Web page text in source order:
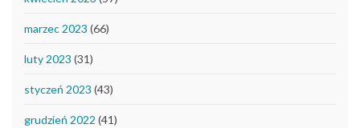
marzec 2023 (66)
luty 2023 (31)
styczeń 2023 (43)
grudzień 2022 (41)